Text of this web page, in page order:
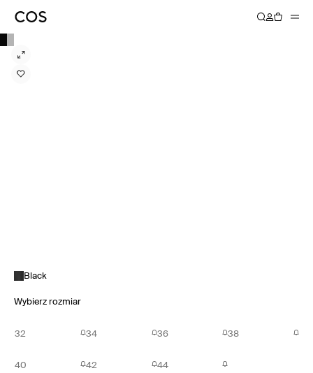
Black
Wybierz rozmiar
32 34 36 38
40 42 44